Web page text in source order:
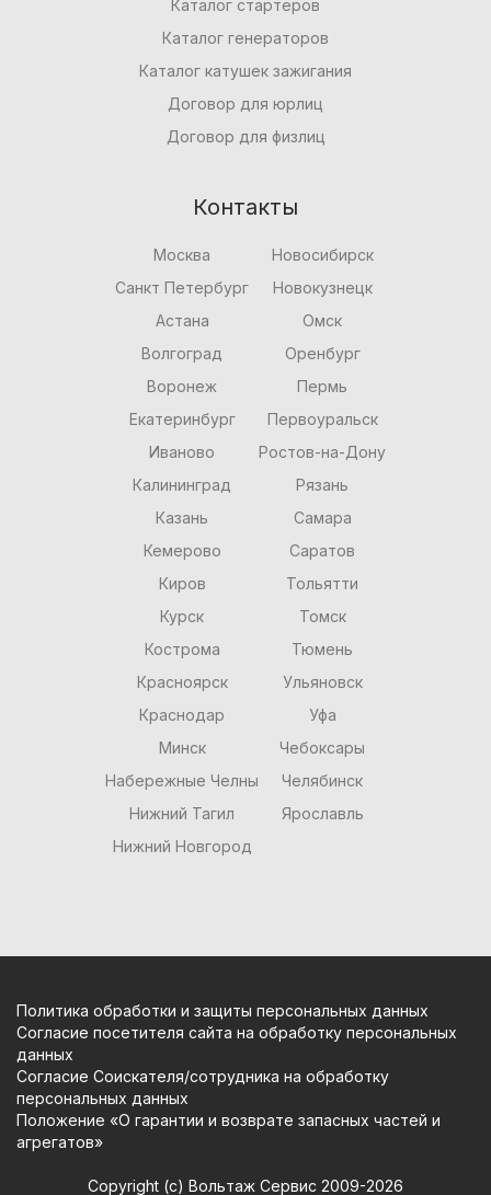
Каталог стартеров
Каталог генераторов
Каталог катушек зажигания
Договор для юрлиц
Договор для физлиц
Контакты
Москва
Санкт Петербург
Астана
Волгоград
Воронеж
Екатеринбург
Иваново
Калининград
Казань
Кемерово
Киров
Курск
Кострома
Красноярск
Краснодар
Минск
Набережные Челны
Нижний Тагил
Нижний Новгород
Новосибирск
Новокузнецк
Омск
Оренбург
Пермь
Первоуральск
Ростов-на-Дону
Рязань
Самара
Саратов
Тольятти
Томск
Тюмень
Ульяновск
Уфа
Чебоксары
Челябинск
Ярославль
Политика обработки и защиты персональных данных
Согласие посетителя сайта на обработку персональных
данных
Согласие Соискателя/сотрудника на обработку
персональных данных
Положение «О гарантии и возврате запасных частей и
агрегатов»
Copyright (c) Вольтаж Сервис 2009-2026